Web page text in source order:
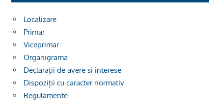
Localizare
Primar
Viceprimar
Organigrama
Declarații de avere si interese
Dispoziții cu caracter normativ
Regulamente